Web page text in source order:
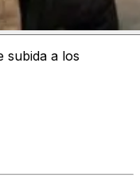
subida a los